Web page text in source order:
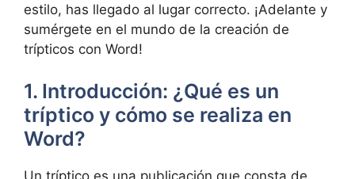
estilo, has llegado al lugar correcto. ¡Adelante y
sumérgete en el mundo de la creación de
trípticos con Word!
1. Introducción: ¿Qué es un
tríptico y cómo se realiza en
Word?
Un tríptico es una publicación que consta de